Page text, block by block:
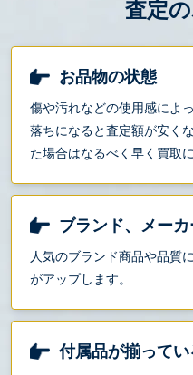
査定
お品物の状態
傷や汚れなどの使用感によ
落ちになると査定額が安く
た場合はなるべく早く買取
ブランド、メーカ
人気のブランド商品や品質
がアップします。
付属品が揃ってい